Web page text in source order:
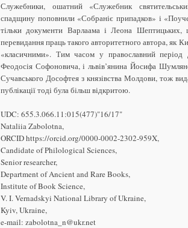
Служебники, ошатний «Служебник
спадщину поповнили «Собраніє припадков» і
тільки документи Варлаама і Леона Шептицьких,
перевидання праць такого авторитетного автора, як
«класичними». Тим часом у православний період
Феодосія Софоновича, і львів’янина Йосифа
Сучавського Дософтея з князівства Молдови, тож
публікації тоді була більш відкритою.
UDC: 655.3.066.11:015(477)"16/17"
Nataliia Zabolotna,
ORCID https://orcid.org/0000-0002-2302-959X,
Candidate of Philological Sciences,
Senior researcher,
Department of Ancient and Rare Books,
Institute of Book Science,
V. I. Vernadskyi National Library of Ukraine,
Kyiv, Ukraine,
e-mail: zabolotna_n@ukr.net